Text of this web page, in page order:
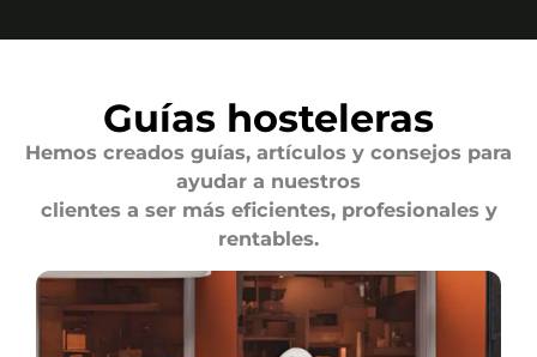
Guías hosteleras
Hemos creados guías, artículos y consejos para
ayudar a nuestros
clientes a ser más eficientes, profesionales y
rentables.